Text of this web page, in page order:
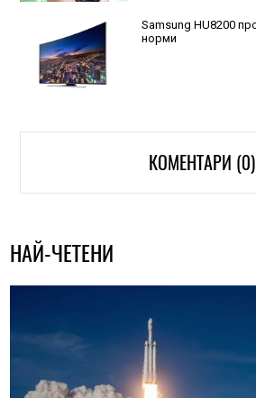
Samsung HU8200
норми
КОМЕНТАРИ (0)
НАЙ-ЧЕТЕНИ